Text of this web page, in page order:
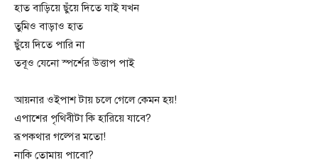
হাত বাড়িয়ে ছুঁয়ে দিতে যাই যখন
তুমিও বাড়াও হাত
ছুঁয়ে দিতে পারি না
তবূও যেনো স্পর্শের উত্তাপ পাই
আয়নার ওইপাশ টায় চলে গেলে কেমন হয়!
এপাশের পৃথিবীটা কি হারিয়ে যাবে?
রূপকথার গল্পের মতো!
নাকি তোমায় পাবো?